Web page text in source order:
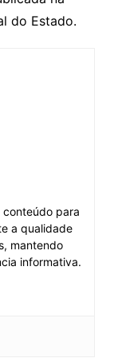
do Estado.
conteúdo para
a qualidade
mantendo
informativa.